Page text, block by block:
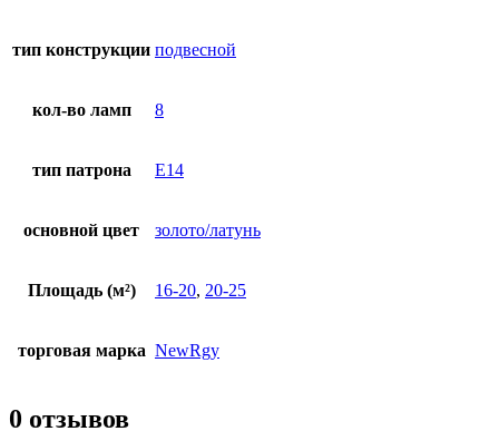
тип конструкции подвесной
кол-во ламп 8
тип патрона E14
основной цвет золото/латунь
Площадь (м²) 16-20, 20-25
торговая марка NewRgy
0 отзывов